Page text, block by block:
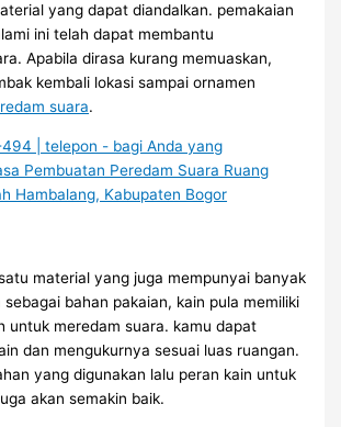
yang dapat diandalkan. pemakaian
ini telah dapat membantu
Apabila dirasa kurang memuaskan,
kembali lokasi sampai ornamen
suara.
material yang juga mempunyai banyak
bahan pakaian, kain pula memiliki
untuk meredam suara. kamu dapat
dan mengukurnya sesuai luas ruangan.
yang digunakan lalu peran kain untuk
akan semakin baik.